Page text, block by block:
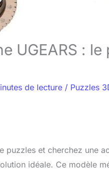
UGEARS :
de lecture / Puzzles
puzzles et cherchez une
idéale. Ce modèle